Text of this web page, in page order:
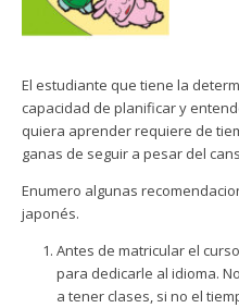
El estudiante que tiene la
capacidad de planificar y
quiera aprender requiere de
ganas de seguir a pesar del
Enumero algunas
japonés.
Antes de matricular el
para dedicarle al idioma.
a tener clases, si no el